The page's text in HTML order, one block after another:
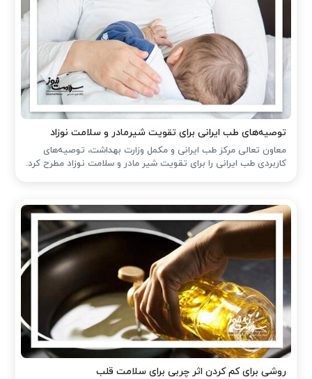
توصیه‌های طب ایرانی برای تقویت شیرمادر و سلامت نوزاد
معاون تعالی مرکز طب ایرانی و مکمل وزارت بهداشت، توصیه‌های
کاربردی طب ایرانی را برای تقویت شیر مادر و سلامت نوزاد مطرح کرد.
روشی برای کم کردن اثر چربی برای سلامت قلب